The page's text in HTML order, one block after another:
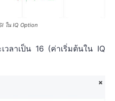
ใน IQ Option
วลาเป็น 16 (ค่าเริ่มต้นใน IQ